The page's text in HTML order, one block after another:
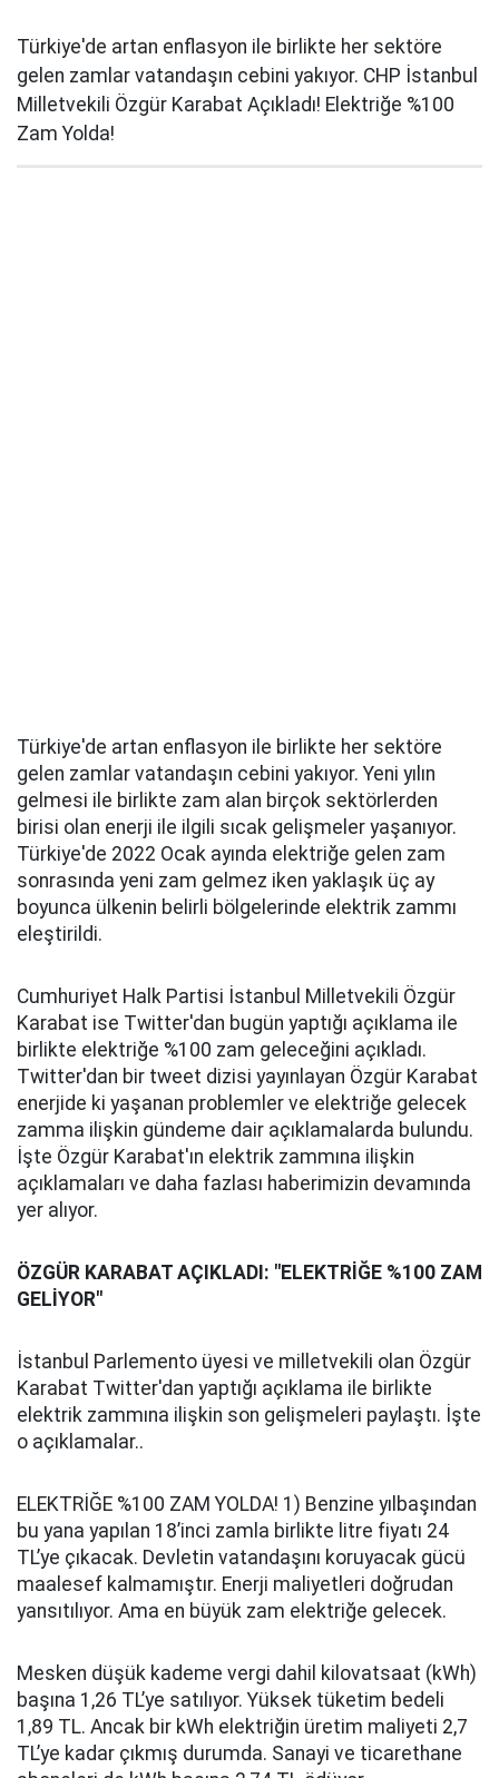
Türkiye'de artan enflasyon ile birlikte her sektöre
gelen zamlar vatandaşın cebini yakıyor. CHP İstanbul
Milletvekili Özgür Karabat Açıkladı! Elektriğe %100
Zam Yolda!
Türkiye'de artan enflasyon ile birlikte her sektöre
gelen zamlar vatandaşın cebini yakıyor. Yeni yılın
gelmesi ile birlikte zam alan birçok sektörlerden
birisi olan enerji ile ilgili sıcak gelişmeler yaşanıyor.
Türkiye'de 2022 Ocak ayında elektriğe gelen zam
sonrasında yeni zam gelmez iken yaklaşık üç ay
boyunca ülkenin belirli bölgelerinde elektrik zammı
eleştirildi.
Cumhuriyet Halk Partisi İstanbul Milletvekili Özgür
Karabat ise Twitter'dan bugün yaptığı açıklama ile
birlikte elektriğe %100 zam geleceğini açıkladı.
Twitter'dan bir tweet dizisi yayınlayan Özgür Karabat
enerjide ki yaşanan problemler ve elektriğe gelecek
zamma ilişkin gündeme dair açıklamalarda bulundu.
İşte Özgür Karabat'ın elektrik zammına ilişkin
açıklamaları ve daha fazlası haberimizin devamında
yer alıyor.
ÖZGÜR KARABAT AÇIKLADI: "ELEKTRİĞE %100 ZAM
GELİYOR"
İstanbul Parlemento üyesi ve milletvekili olan Özgür
Karabat Twitter'dan yaptığı açıklama ile birlikte
elektrik zammına ilişkin son gelişmeleri paylaştı. İşte
o açıklamalar..
ELEKTRİĞE %100 ZAM YOLDA! 1) Benzine yılbaşından
bu yana yapılan 18’inci zamla birlikte litre fiyatı 24
TL’ye çıkacak. Devletin vatandaşını koruyacak gücü
maalesef kalmamıştır. Enerji maliyetleri doğrudan
yansıtılıyor. Ama en büyük zam elektriğe gelecek.
Mesken düşük kademe vergi dahil kilovatsaat (kWh)
başına 1,26 TL’ye satılıyor. Yüksek tüketim bedeli
1,89 TL. Ancak bir kWh elektriğin üretim maliyeti 2,7
TL’ye kadar çıkmış durumda. Sanayi ve ticarethane